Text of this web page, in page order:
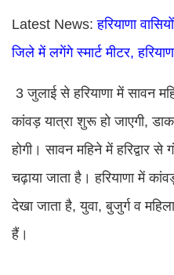
Latest News:हरियाणा
जिले में लगेंगे स्मार्ट मीटर,
3 जुलाई से हरियाणा में सावन
कांवड़ यात्रा शुरू हो जाएगी,
होगी। सावन महिने में हरिद्वार
चढ़ाया जाता है। हरियाणा में
देखा जाता है, युवा, बुजुर्ग व
हैं।